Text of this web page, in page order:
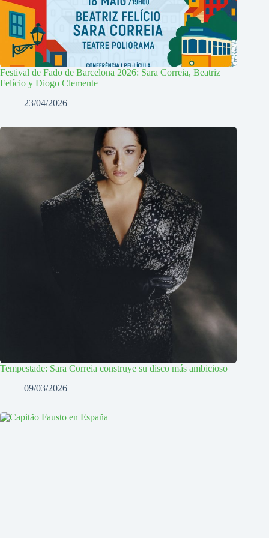
Festival de Fado de Barcelona 2026: Sara Correia, Beatriz
Felício y Diogo Clemente
23/04/2026
Tempestade: Sara Correia construye su disco más ambicioso
09/03/2026